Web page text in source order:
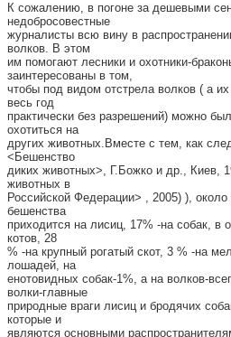
К сожалению, в погоне за дешевыми
недобросовестные
журналисты всю вину в
волков. В этом
им помогают лесники и охотники-
заинтересованы в том,
чтобы под видом отстрела волков ( а
весь год
практически без разрешений) можно
охотиться на
других животных.Вместе с тем, как
<Бешенство
диких животных>, Г.Божко и др., Киев,
животных в
Российской Федерации> , 2005) ),
бешенства
приходится на лисиц, 17% -на собак, в
котов, 28
% -на крупный рогатый скот, 3 % -на
лошадей, на
енотовидных собак-1%, а на волков-
волки-главные
природные враги лисиц и бродячих
которые и
являются основными